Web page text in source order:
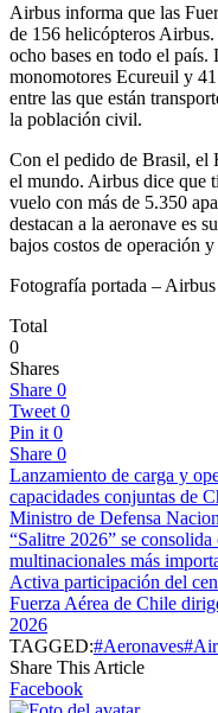
Airbus informa que las
de 156 helicópteros Airbus.
ocho bases en todo el
monomotores Ecureuil y
entre las que están
la población civil.
Con el pedido de Brasil, el
el mundo. Airbus dice que
vuelo con más de 5.350
destacan a la aeronave es
bajos costos de operación
Fotografía portada – Airbus
Total
0
Shares
Share 0
Tweet 0
Pin it 0
Share 0
Lanzamiento de carga y
capacidades conjuntas de
Ministro de Defensa
“Salitre 2026” se
multinacionales más
Activa participación del
Fuerza Aérea de Chile
2026
TAGGED:#Aeronaves
Share This Article
Facebook